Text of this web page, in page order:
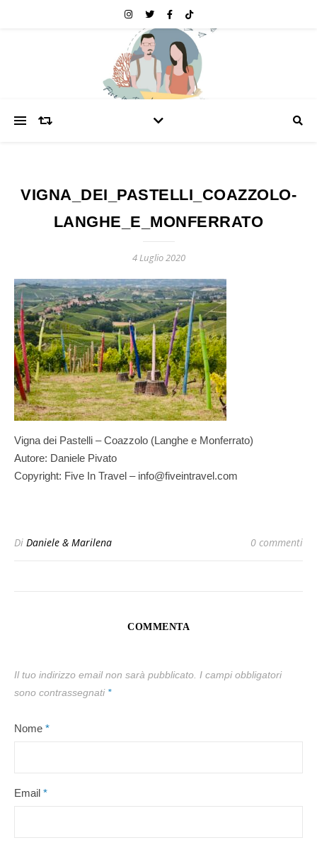
VIGNA_DEI_PASTELLI_COAZZOLO-
LANGHE_E_MONFERRATO
4 Luglio 2020
Vigna dei Pastelli – Coazzolo (Langhe e Monferrato)
Autore: Daniele Pivato
Copyright: Five In Travel – info@fiveintravel.com
Di Daniele & Marilena 0 commenti
COMMENTA
Il tuo indirizzo email non sarà pubblicato. I campi obbligatori
sono contrassegnati *
Nome *
Email *